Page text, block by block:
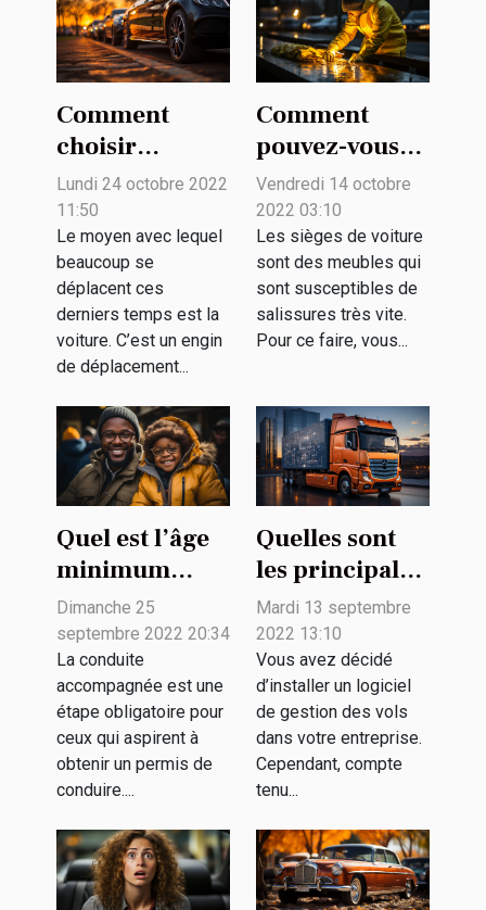
Comment
choisir
l’empattement
d’une voiture ?
Lundi 24 octobre 2022
11:50
Le moyen avec lequel
beaucoup se
déplacent ces
derniers temps est la
voiture. C’est un engin
de déplacement...
Comment
pouvez-vous
bien nettoyer
les sièges de
votre voiture ?
Vendredi 14 octobre
2022 03:10
Les sièges de voiture
sont des meubles qui
sont susceptibles de
salissures très vite.
Pour ce faire, vous...
Quel est l’âge
minimum
pour une
conduite
accompagnée
?
Dimanche 25
septembre 2022 20:34
La conduite
accompagnée est une
étape obligatoire pour
ceux qui aspirent à
obtenir un permis de
conduire....
Quelles sont
les principales
fonctionnalités
d’un logiciel
de gestion de
flotte ?
Mardi 13 septembre
2022 13:10
Vous avez décidé
d’installer un logiciel
de gestion des vols
dans votre entreprise.
Cependant, compte
tenu...